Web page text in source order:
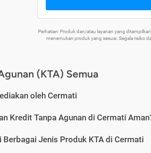
Perhatian: Produk dan/atau layanan yang
menemukan produk yang sesuai. Segala risiko
(KTA) Semua
oleh Cermati
Kredit Tanpa Agunan di Cermati
Jenis Produk KTA di Cermati